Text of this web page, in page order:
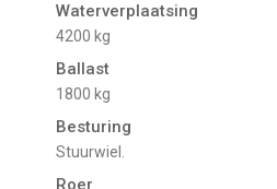
Waterverplaatsing
4200 kg
Ballast
1800 kg
Besturing
Stuurwiel.